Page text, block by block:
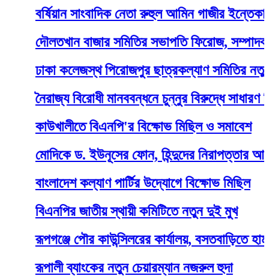
বর্ষিয়ান সাংবাদিক নেতা রুহুল আমিন গাজীর ইন্তেকাল
দৌলতখান বাজার সমিতির সভাপতি ফিরোজ, সম্পাদক সাগর
ঢাকা কলেজস্থ পিরোজপুর ছাত্রকল্যাণ সমিতির নতুন
নৈরাজ্য বিরোধী মানববন্ধনে চুন্নুর বিরুদ্ধে সাধারণ
কাউখালীতে বিএনপি'র বিক্ষোভ মিছিল ও সমাবেশ
মোদিকে ড. ইউনূসের ফোন, হিন্দুদের নিরাপত্তার আশ্বাস
বাংলাদেশ কল্যাণ পার্টির উদ্যোগে বিক্ষোভ মিছিল
বিএনপির জাতীয় স্থায়ী কমিটিতে নতুন দুই মুখ
রূপগঞ্জে পৌর কাউন্সিলরের কার্যালয়, বসতবাড়িতে হামলা ও
রূপালী ব্যাংকের নতুন চেয়ারম্যান নজরুল হুদা